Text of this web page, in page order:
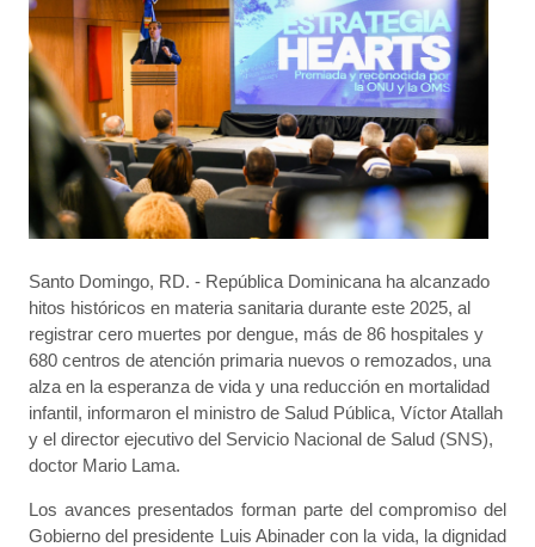
Santo Domingo, RD. - República Dominicana ha alcanzado
hitos históricos en materia sanitaria durante este 2025, al
registrar cero muertes por dengue, más de 86 hospitales y
680 centros de atención primaria nuevos o remozados, una
alza en la esperanza de vida y una reducción en mortalidad
infantil, informaron el ministro de Salud Pública, Víctor Atallah
y el director ejecutivo del Servicio Nacional de Salud (SNS),
doctor Mario Lama.
Los avances presentados forman parte del compromiso del
Gobierno del presidente Luis Abinader con la vida, la dignidad